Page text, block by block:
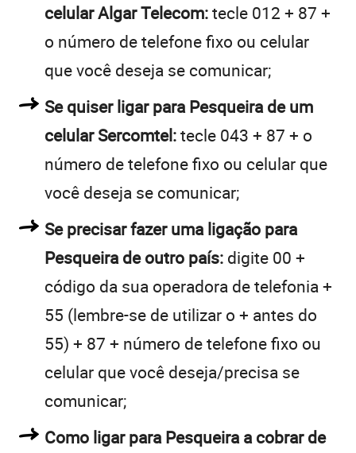
celular Algar Telecom:tecle 012 + 87 +
o número de telefone fixo ou celular
que você deseja se comunicar;
Se quiser ligar para Pesqueira de um
celular Sercomtel:tecle 043 + 87 + o
número de telefone fixo ou celular que
você deseja se comunicar;
Se precisar fazer uma ligação para
Pesqueira de outro país: digite 00 +
código da sua operadora de telefonia +
55 (lembre-se de utilizar o + antes do
55) + 87 + número de telefone fixo ou
celular que você deseja/precisa se
comunicar;
Como ligar para Pesqueira a cobrar de